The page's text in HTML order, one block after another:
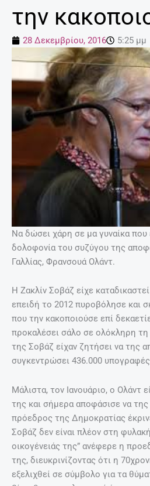
την
28 Δεκεμβρίου, 2016 5:25 μμ
Να δώσει χάρη σε μα γυναίκα που
δολοφονία του συζύγου της
Γαλλίας, Φρανσουά Ολάντ.
Η Ζακλίν Σοβάζ είχε
επειδή το 2012 πυροβόλησε και
που την κακοποιούσε επί
προκαλέσει σάλο σε ολόκληρη
της Σοβάζ είχαν ζητήσει να της
συγκεντρώσει 436.000
Μάλιστα, τον Ιανουάριο, ο Ολάντ
της και σήμερα αποφάσισε να της
πρόεδρος της Δημοκρατίας
Σοβάζ δεν είναι πλέον στη
οικογένειάς της” ανέφερε η
της, διευκρινίζοντας ότι η
εξελιχθεί σε σύμβολο για τα